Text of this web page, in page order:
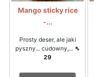
Mango sticky rice
-...
Prosty deser, ale jaki
pyszny... cudowny,... ⇖
29